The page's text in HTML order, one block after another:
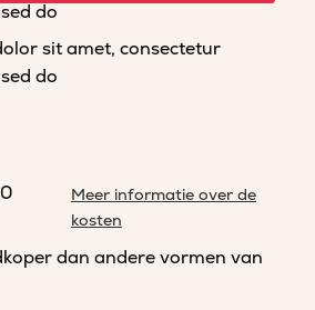
do
sit amet, consectetur
do
Meer informatie over de
kosten
dan andere vormen van